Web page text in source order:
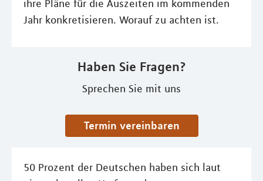
ihre Pläne für die Auszeiten im kommenden
Jahr konkretisieren. Worauf zu achten ist.
Haben Sie Fragen?
Sprechen Sie mit uns
Termin vereinbaren
50 Prozent der Deutschen haben sich laut